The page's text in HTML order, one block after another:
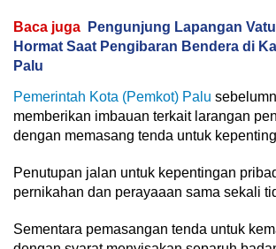
Baca juga
Pengunjung Lapangan
Hormat Saat Pengibaran Bendera di
Palu
Pemerintah Kota (Pemkot) Palu
memberikan imbauan terkait larangan
dengan memasang tenda untuk
Penutupan jalan untuk kepentingan
pernikahan dan perayaaan sama sekali
Sementara pemasangan tenda untuk